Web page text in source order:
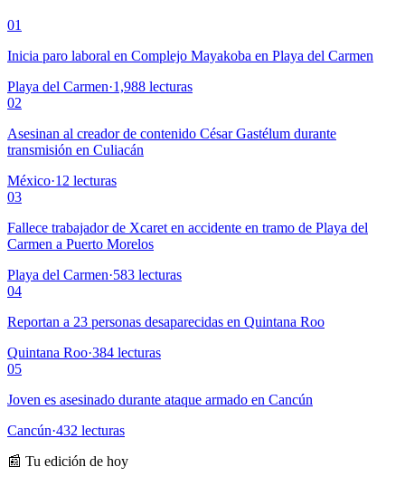
01
Inicia paro laboral en Complejo Mayakoba en Playa del Carmen
Playa del Carmen·1,988 lecturas
02
Asesinan al creador de contenido César Gastélum durante
transmisión en Culiacán
México·12 lecturas
03
Fallece trabajador de Xcaret en accidente en tramo de Playa del
Carmen a Puerto Morelos
Playa del Carmen·583 lecturas
04
Reportan a 23 personas desaparecidas en Quintana Roo
Quintana Roo·384 lecturas
05
Joven es asesinado durante ataque armado en Cancún
Cancún·432 lecturas
📰 Tu edición de hoy